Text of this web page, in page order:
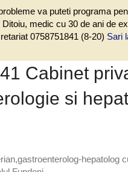
va puteti programa
medic cu 30 de ani de
0758751841 (8-20) Sari
Cabinet
si
hepatolog